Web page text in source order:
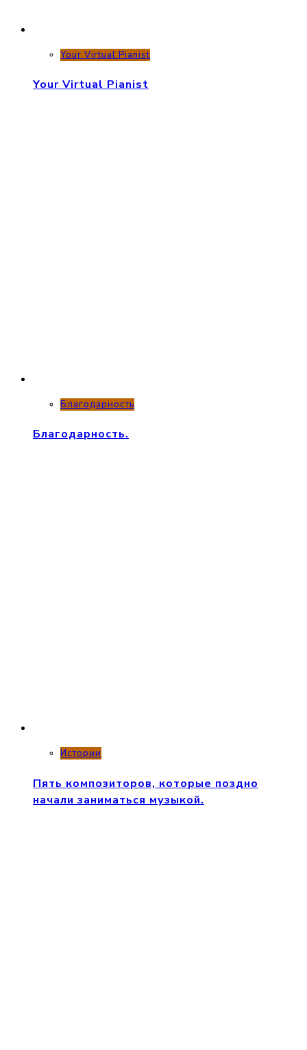
Your Virtual Pianist
Your Virtual Pianist
Благодарность
Благодарность.
Истории
Пять композиторов, которые поздно
начали заниматься музыкой.